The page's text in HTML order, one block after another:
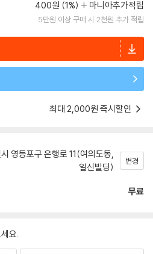
400원 (1%) 마니아추가적립
5만원 이상 구매 시 2천원 추가 적립
최대 2,000원 즉시할인
영등포구 은행로 11(여의도동,
일신빌딩)
변경
무료
요.